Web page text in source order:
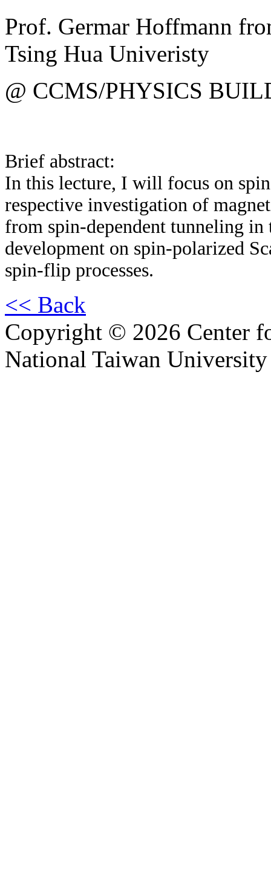
Prof. Germar Hoffmann
Tsing Hua Univeristy
@ CCMS/PHYSICS
Brief abstract:
In this lecture, I will focus on
respective investigation of
from spin-dependent tunneling
development on spin-polarized
spin-flip processes.
<< Back
Copyright © 2026 Center
National Taiwan University